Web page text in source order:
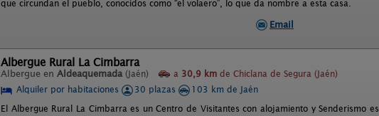
que circundan el pueblo, conocidos como “el volaero”, lo que da nombre a esta casa.
Email
Albergue Rural La Cimbarra
Albergue en Aldeaquemada (Jaén) a 30,9 km de Chiclana de Segura (Jaén)
Alquiler por habitaciones
30 plazas
103 km de Jaén
El Albergue Rural La Cimbarra es un Centro de Visitantes con alojamiento y Senderismo